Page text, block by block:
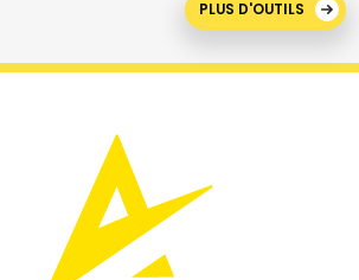
PLUS D'OUTILS